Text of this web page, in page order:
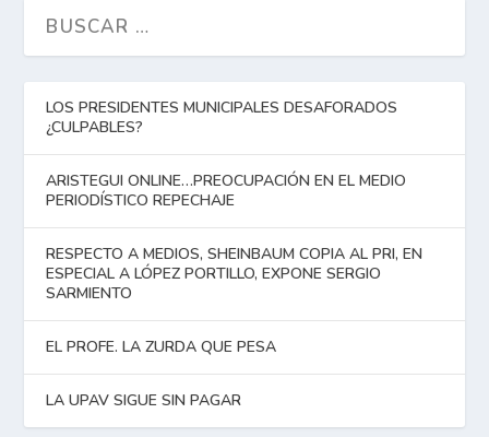
LOS PRESIDENTES MUNICIPALES DESAFORADOS
¿CULPABLES?
ARISTEGUI ONLINE…PREOCUPACIÓN EN EL MEDIO
PERIODÍSTICO REPECHAJE
RESPECTO A MEDIOS, SHEINBAUM COPIA AL PRI, EN
ESPECIAL A LÓPEZ PORTILLO, EXPONE SERGIO
SARMIENTO
EL PROFE. LA ZURDA QUE PESA
LA UPAV SIGUE SIN PAGAR